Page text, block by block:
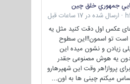
جمهوري خلق چين
· ارسال شده در 17 ساعات قبل
عکس اول دقت کنید مثل یه
است تو اسمون!!این سطوح
زیادن و نشون میده این
یه هوش مصنوعی جقدر
پرواز!هر وقت این شهپرهارو
میکنم چینی ها به اون...